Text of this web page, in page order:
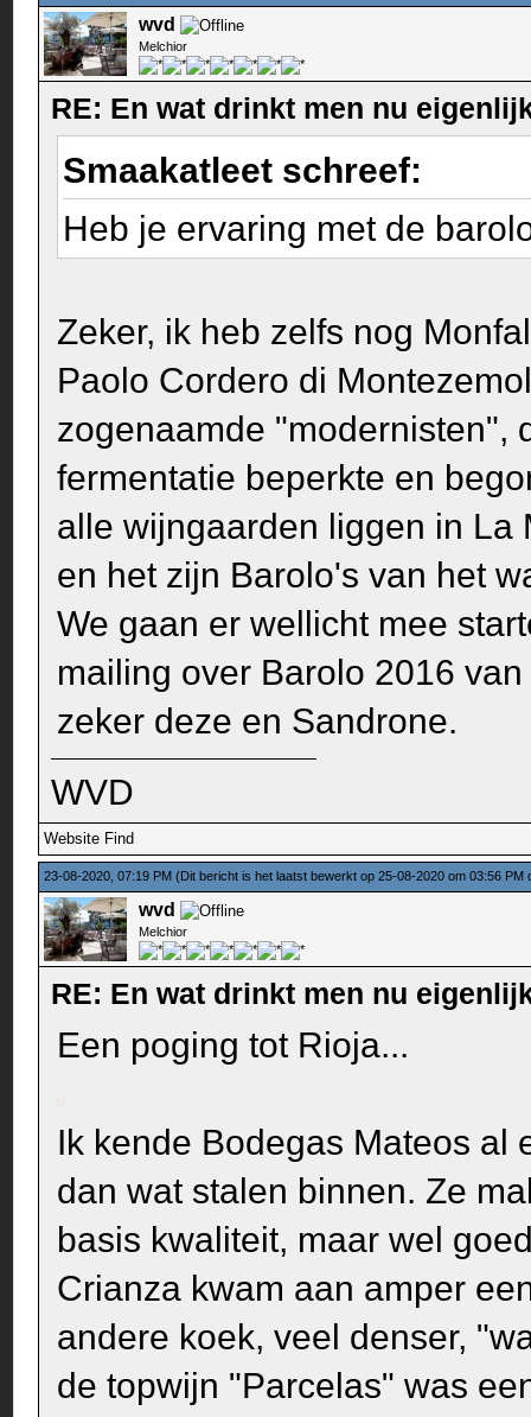
wvd
Melchior
RE: En wat drinkt men nu
Smaakatleet schreef:
Heb je ervaring met de
Zeker, ik heb zelfs nog
Paolo Cordero di
zogenaamde "modernisten",
fermentatie beperkte en
alle wijngaarden liggen in La
en het zijn Barolo's van het
We gaan er wellicht mee
mailing over Barolo 2016
zeker deze en Sandrone.
WVD
Website Find
23-08-2020, 07:19 PM(Dit bericht is het laatst bewerkt op 25-08-2020 om 03:56 PM
wvd
Melchior
RE: En wat drinkt men nu
Een poging tot Rioja...
Ik kende Bodegas Mateos al
dan wat stalen binnen. Ze
basis kwaliteit, maar wel
Crianza kwam aan amper
andere koek, veel denser,
de topwijn "Parcelas" was